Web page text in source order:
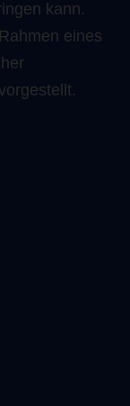
kann.
eines